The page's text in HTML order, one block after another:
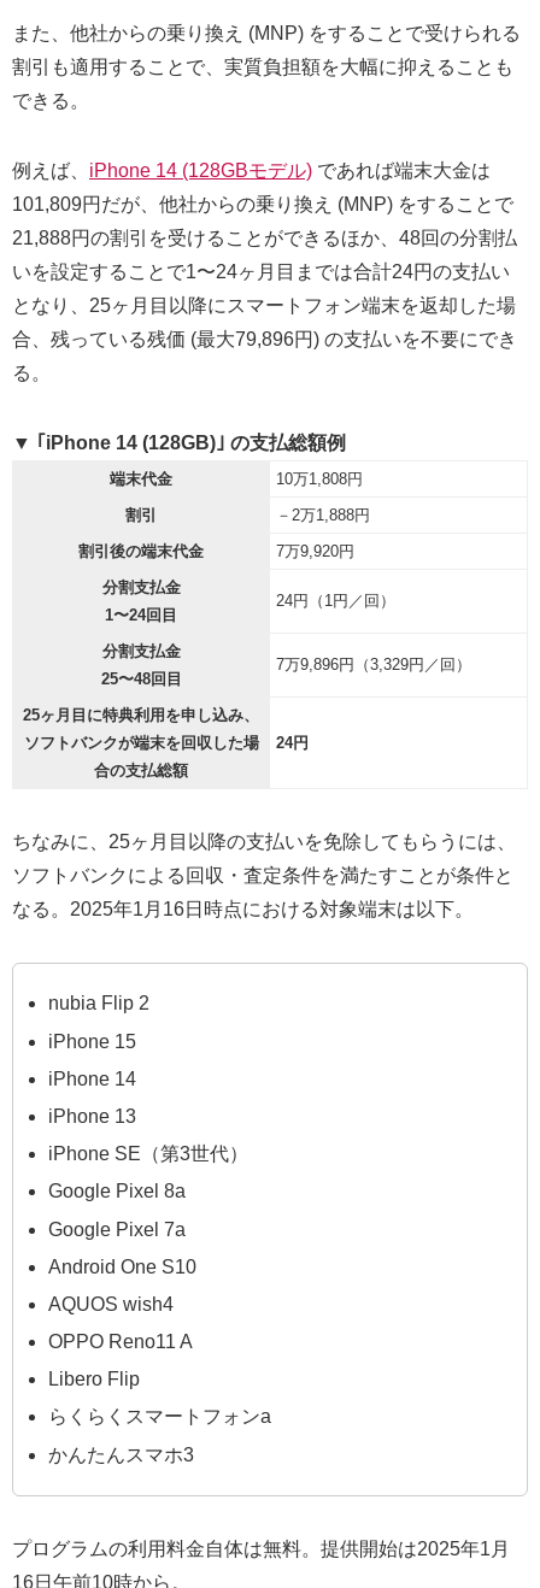
また、他社からの乗り換え (MNP) をすることで受けられる
割引も適用することで、実質負担額を大幅に抑えることも
できる。
例えば、 iPhone 14 (128GBモデル) であれば端末大金は
101,809円だが、他社からの乗り換え (MNP) をすることで
21,888円の割引を受けることができるほか、48回の分割払
いを設定することで1〜24ヶ月目までは合計24円の支払い
となり、25ヶ月目以降にスマートフォン端末を返却した場
合、残っている残価 (最大79,896円) の支払いを不要にでき
る。
▼ ｢iPhone 14 (128GB)｣ の支払総額例
端末代金
10万1,808円
割引
－2万1,888円
割引後の端末代金
7万9,920円
分割支払金
1〜24回目
24円（1円／回）
分割支払金
25〜48回目
7万9,896円（3,329円／回）
25ヶ月目に特典利用を申し込み、
ソフトバンクが端末を回収した場
合の支払総額
24円
ちなみに、25ヶ月目以降の支払いを免除してもらうには、
ソフトバンクによる回収・査定条件を満たすことが条件と
なる。2025年1月16日時点における対象端末は以下。
nubia Flip 2
iPhone 15
iPhone 14
iPhone 13
iPhone SE（第3世代）
Google Pixel 8a
Google Pixel 7a
Android One S10
AQUOS wish4
OPPO Reno11 A
Libero Flip
らくらくスマートフォンa
かんたんスマホ3
プログラムの利用料金自体は無料。提供開始は2025年1月
16日午前10時から。